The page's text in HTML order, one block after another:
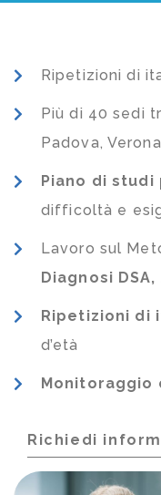
Ripetizioni di
Più di 40 sedi
Padova,
Piano di studi
difficoltà e
Lavoro sul
Diagnosi DSA,
Ripetizioni di
d’età
Monitoraggio
Richiedi